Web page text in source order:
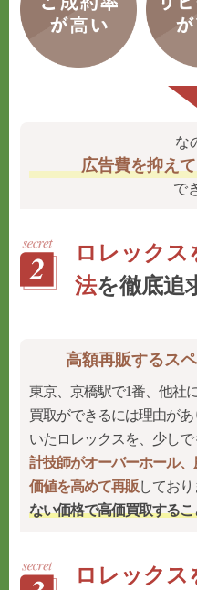
な
広告費を抑え
で
ロレックス
法を徹底追
高額再販するス
東京、京橋駅で1番、他社
買取ができるには理由が
いたロレックスを、少し
計技師がオーバーホール
価値を高めて再販してお
ない価格で高価買取する
ロレックス